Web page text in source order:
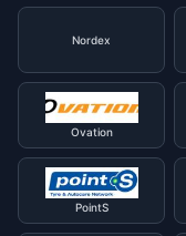
Nordex
Ovation
PointS